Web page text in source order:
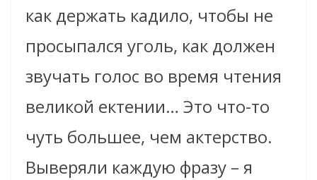
как держать кадило, чтобы не
просыпался уголь, как должен
звучать голос во время чтения
великой ектении… Это что-то
чуть большее, чем актерство.
Выверяли каждую фразу – я